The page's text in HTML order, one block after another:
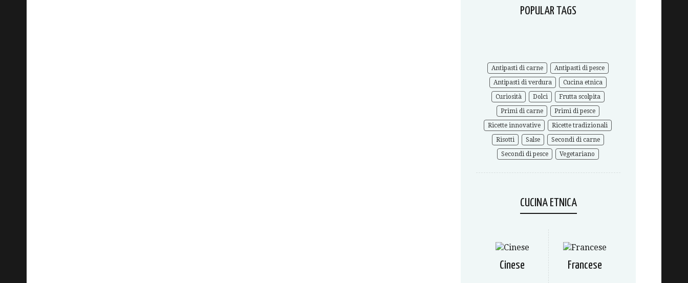
POPULAR TAGS
Antipasti di carne
Antipasti di pesce
Antipasti di verdura
Cucina etnica
Curiosità
Dolci
Frutta scolpita
Primi di carne
Primi di pesce
Ricette innovative
Ricette tradizionali
Risotti
Salse
Secondi di carne
Secondi di pesce
Vegetariano
CUCINA ETNICA
Cinese Francese